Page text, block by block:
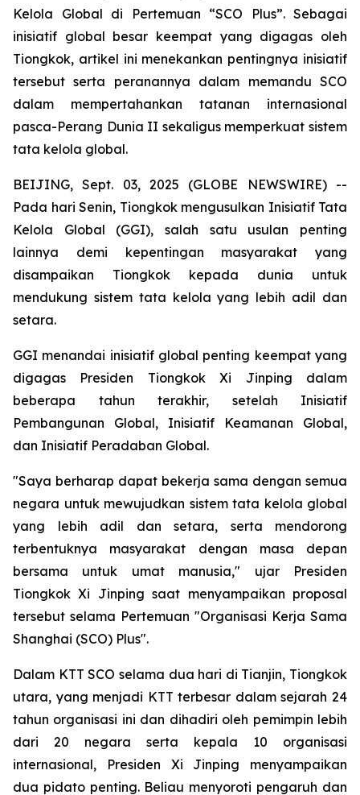
Kelola Global di Pertemuan “SCO Plus”. Sebagai
inisiatif global besar keempat yang digagas oleh
Tiongkok, artikel ini menekankan pentingnya inisiatif
tersebut serta peranannya dalam memandu SCO
dalam mempertahankan tatanan internasional
pasca-Perang Dunia II sekaligus memperkuat sistem
tata kelola global.
BEIJING, Sept. 03, 2025 (GLOBE NEWSWIRE) --
Pada hari Senin, Tiongkok mengusulkan Inisiatif Tata
Kelola Global (GGI), salah satu usulan penting
lainnya demi kepentingan masyarakat yang
disampaikan Tiongkok kepada dunia untuk
mendukung sistem tata kelola yang lebih adil dan
setara.
GGI menandai inisiatif global penting keempat yang
digagas Presiden Tiongkok Xi Jinping dalam
beberapa tahun terakhir, setelah Inisiatif
Pembangunan Global, Inisiatif Keamanan Global,
dan Inisiatif Peradaban Global.
"Saya berharap dapat bekerja sama dengan semua
negara untuk mewujudkan sistem tata kelola global
yang lebih adil dan setara, serta mendorong
terbentuknya masyarakat dengan masa depan
bersama untuk umat manusia," ujar Presiden
Tiongkok Xi Jinping saat menyampaikan proposal
tersebut selama Pertemuan "Organisasi Kerja Sama
Shanghai (SCO) Plus".
Dalam KTT SCO selama dua hari di Tianjin, Tiongkok
utara, yang menjadi KTT terbesar dalam sejarah 24
tahun organisasi ini dan dihadiri oleh pemimpin lebih
dari 20 negara serta kepala 10 organisasi
internasional, Presiden Xi Jinping menyampaikan
dua pidato penting. Beliau menyoroti pengaruh dan